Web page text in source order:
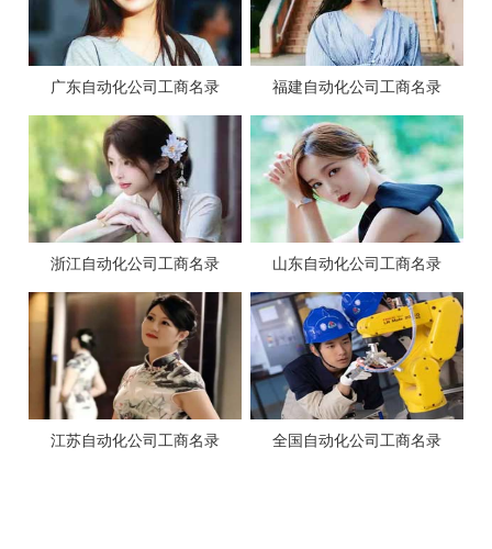
广东自动化公司工商名录 福建自动化公司工商名录
浙江自动化公司工商名录 山东自动化公司工商名录
江苏自动化公司工商名录 全国自动化公司工商名录